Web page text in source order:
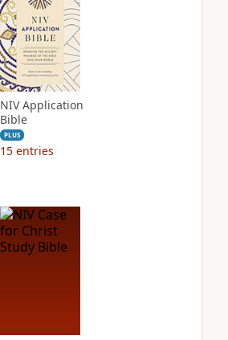
NIV Application
Bible
PLUS
15 entries